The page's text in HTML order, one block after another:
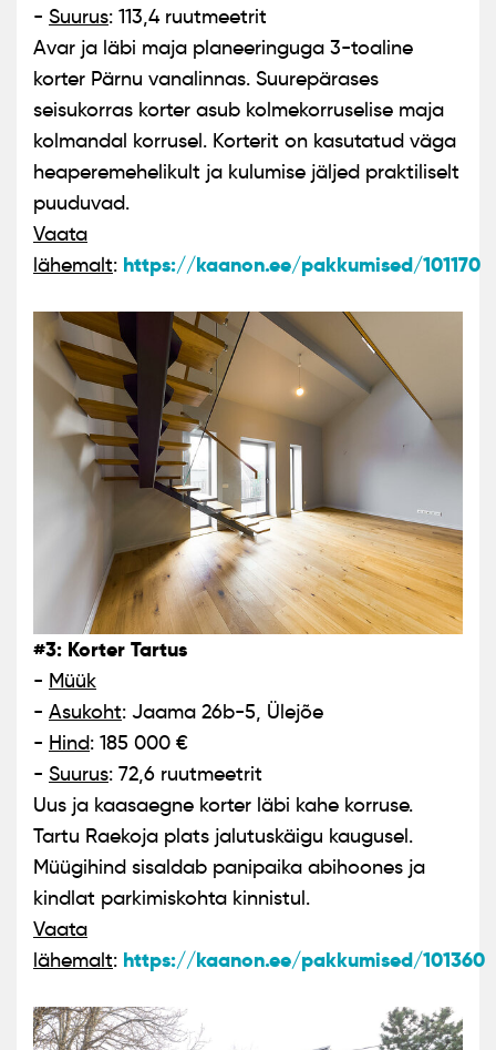
- Suurus: 113,4 ruutmeetrit
Avar ja läbi maja planeeringuga 3-toaline
korter Pärnu vanalinnas. Suurepärases
seisukorras korter asub kolmekorruselise maja
kolmandal korrusel. Korterit on kasutatud väga
heaperemehelikult ja kulumise jäljed praktiliselt
puuduvad.
Vaata
lähemalt: https://kaanon.ee/pakkumised/101170
#3: Korter Tartus
- Müük
- Asukoht: Jaama 26b-5, Ülejõe
- Hind: 185 000 €
- Suurus: 72,6 ruutmeetrit
Uus ja kaasaegne korter läbi kahe korruse.
Tartu Raekoja plats jalutuskäigu kaugusel.
Müügihind sisaldab panipaika abihoones ja
kindlat parkimiskohta kinnistul.
Vaata
lähemalt: https://kaanon.ee/pakkumised/101360